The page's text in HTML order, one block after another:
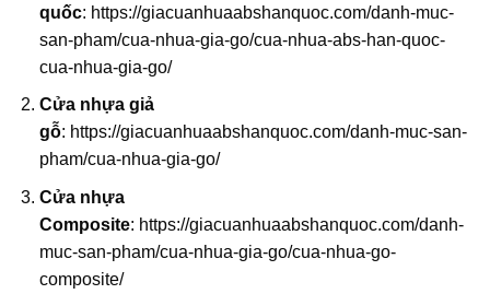
quốc: https://giacuanhuaabshanquoc.com/danh-muc-
san-pham/cua-nhua-gia-go/cua-nhua-abs-han-quoc-
cua-nhua-gia-go/
Cửa nhựa giả
gỗ: https://giacuanhuaabshanquoc.com/danh-muc-san-
pham/cua-nhua-gia-go/
Cửa nhựa
Composite: https://giacuanhuaabshanquoc.com/danh-
muc-san-pham/cua-nhua-gia-go/cua-nhua-go-
composite/